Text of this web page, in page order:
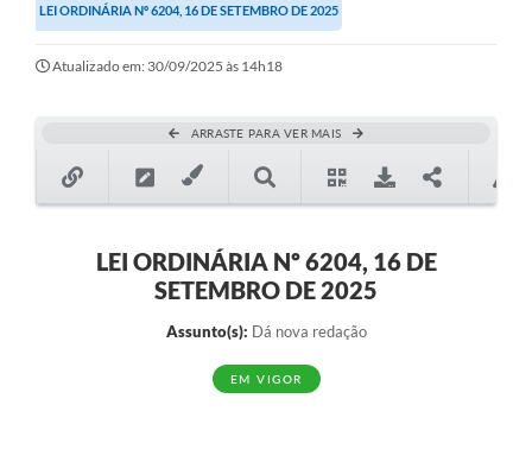
LEI ORDINÁRIA Nº 6204, 16 DE SETEMBRO DE 2025
Atualizado em: 30/09/2025 às 14h18
ARRASTE PARA VER MAIS
LEI ORDINÁRIA Nº 6204, 16 DE
SETEMBRO DE 2025
Assunto(s): Dá nova redação
EM VIGOR